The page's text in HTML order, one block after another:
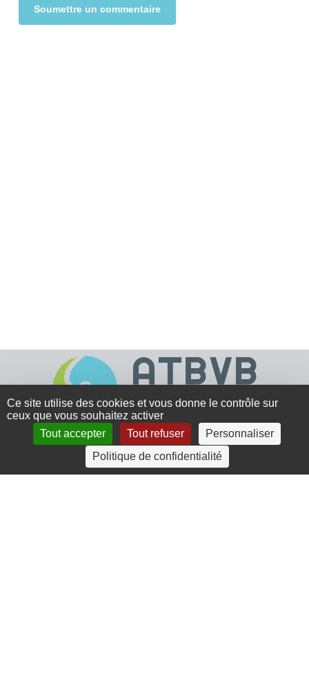
4 rue Crec’h-Ugen
22810 Belle Isle en Terre
Ce site utilise des cookies et vous donne le contrôle sur
ceux que vous souhaitez activer
Tout accepter
Tout refuser
Personnaliser
Politique de confidentialité